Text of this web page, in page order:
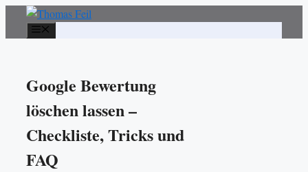
Google Bewertung
löschen lassen –
Checkliste, Tricks und
FAQ